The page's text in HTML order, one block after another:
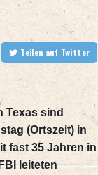
Teilen auf Twitter
Texas sind
(Ortszeit) in
fast 35 Jahren in
leiteten